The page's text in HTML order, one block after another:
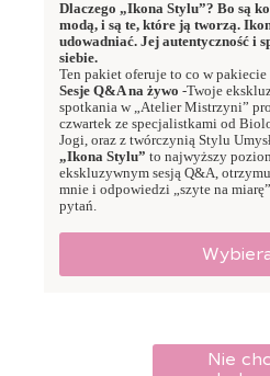
Dlaczego „Ikona Stylu”? Bo są
modą, i są te, które ją tworzą.
udowadniać. Jej autentyczność i
siebie.
Ten pakiet oferuje to co w pakiecie
Sesje Q&A na żywo -Twoje
spotkania w „Atelier Mistrzyni”
czwartek ze specjalistkami od
Jogi, oraz z twórczynią Stylu
„Ikona Stylu” to najwyższy
ekskluzywnym sesją Q&A,
mnie i odpowiedzi „szyte na
pytań.
Nie